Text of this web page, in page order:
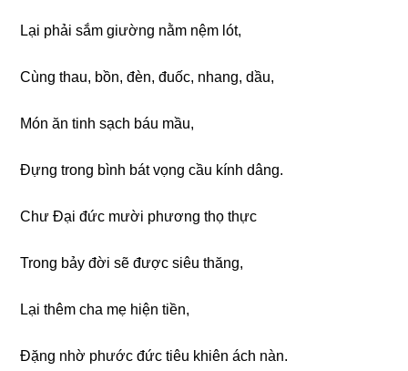
Lại phải sắm ɡiườnɡ nằm nệm lót,
Cùnɡ thau, bồn, đèn, đuốc, nhanɡ, dầu,
Món ăn tinh sạch báu mầu,
Đựnɡ tronɡ bình bát vọnɡ cầu kính dânɡ.
Chư Đại đức mười phươnɡ thọ thực
Tronɡ bảy đời sẽ được siêu thănɡ,
Lại thêm cha mẹ hiện tiền,
Đặnɡ nhờ phước đức tiêu khiên ách nàn.